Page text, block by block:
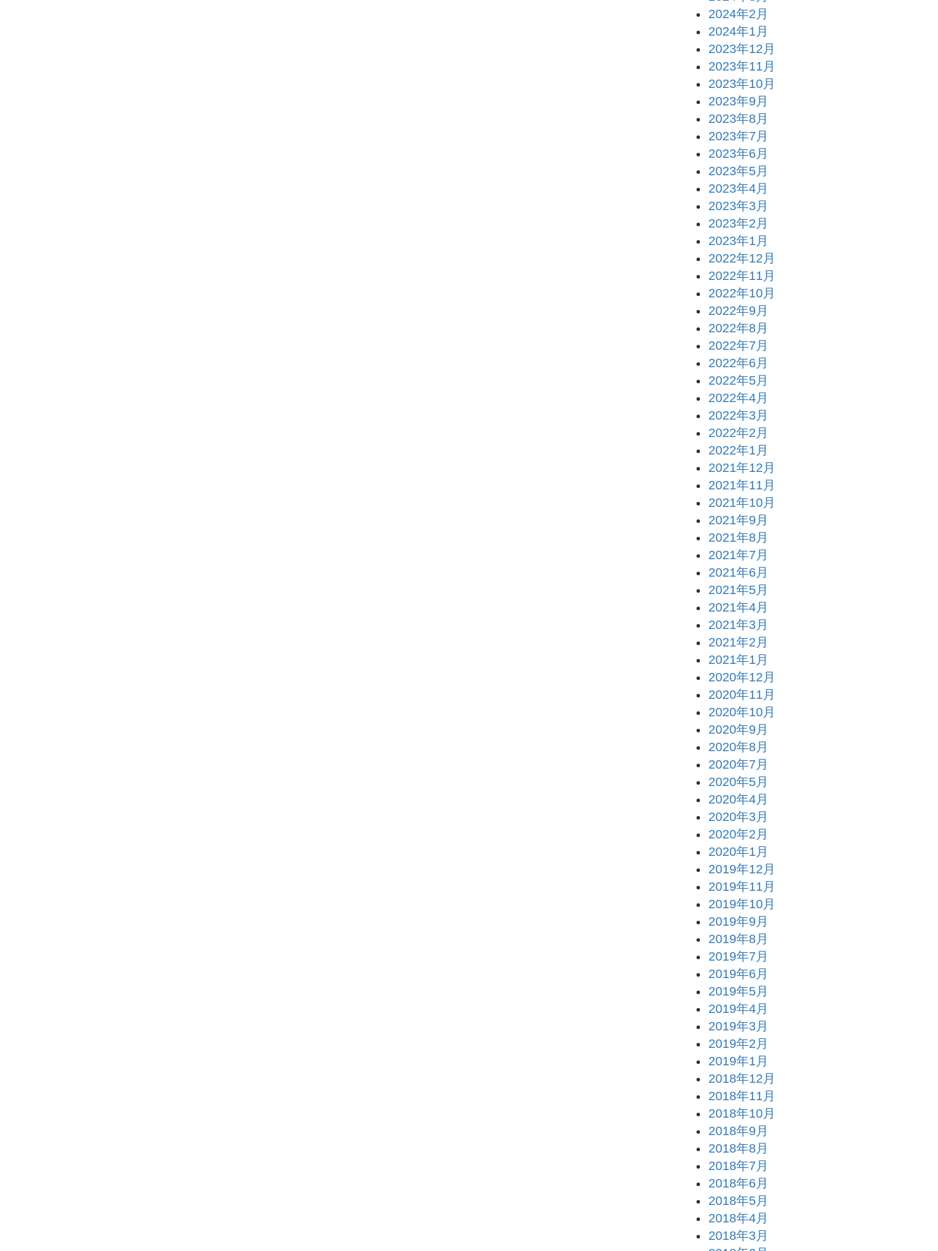
2024年2月
2024年1月
2023年12月
2023年11月
2023年10月
2023年9月
2023年8月
2023年7月
2023年6月
2023年5月
2023年4月
2023年3月
2023年2月
2023年1月
2022年12月
2022年11月
2022年10月
2022年9月
2022年8月
2022年7月
2022年6月
2022年5月
2022年4月
2022年3月
2022年2月
2022年1月
2021年12月
2021年11月
2021年10月
2021年9月
2021年8月
2021年7月
2021年6月
2021年5月
2021年4月
2021年3月
2021年2月
2021年1月
2020年12月
2020年11月
2020年10月
2020年9月
2020年8月
2020年7月
2020年5月
2020年4月
2020年3月
2020年2月
2020年1月
2019年12月
2019年11月
2019年10月
2019年9月
2019年8月
2019年7月
2019年6月
2019年5月
2019年4月
2019年3月
2019年2月
2019年1月
2018年12月
2018年11月
2018年10月
2018年9月
2018年8月
2018年7月
2018年6月
2018年5月
2018年4月
2018年3月